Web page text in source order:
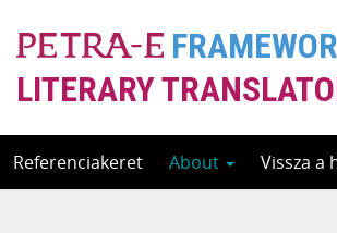
LITERARY
Skip
to
Referenciakeret About Vissza a